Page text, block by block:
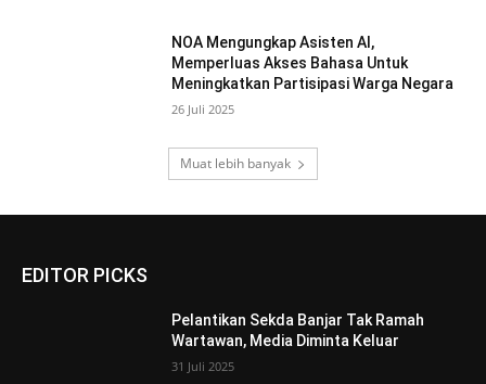
NOA Mengungkap Asisten AI,
Memperluas Akses Bahasa Untuk
Meningkatkan Partisipasi Warga Negara
26 Juli 2025
Muat lebih banyak
EDITOR PICKS
Pelantikan Sekda Banjar Tak Ramah
Wartawan, Media Diminta Keluar
31 Juli 2025